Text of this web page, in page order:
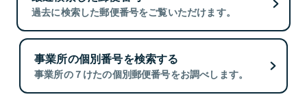
過去に検索した郵便番号をご覧いただけます。
事業所の個別番号を検索する
事業所の７けたの個別郵便番号をお調べします。